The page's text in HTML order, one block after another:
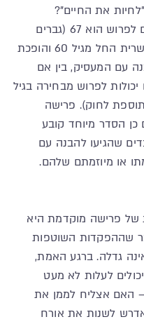
את החיים"?
בפועל, הגיל שבו ניתן לחייב עובדים לפרוש הוא 67 (גברים
ונשים), כאשר פרישה מוקדמת אפשרית החל מגיל 60 והופכת
עם המעסיק, בין אם
לפרוש מבחירה בגיל
לחוק). פרישה
הסדר מיוחד קובע
60 ועבור עובדים שהגיעו להבנה עם
או מיוזמתם שלהם.
של פרישה מוקדמת היא
שההפקדות השוטפות
גדלה. ברגע האמת,
לעלות לא מעט
– האם אצליח לממן את
לשנות את אורח